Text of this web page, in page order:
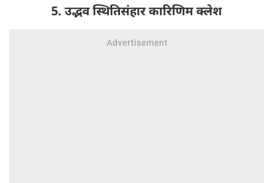
5. उद्भव स्थितिसंहार कारिणिम क्लेश